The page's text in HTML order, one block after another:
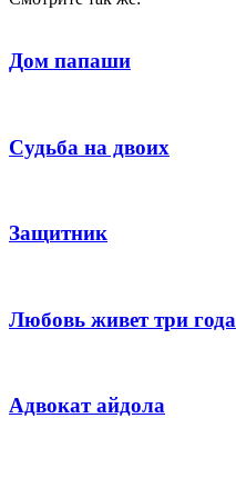
Дом папаши
Судьба на двоих
Защитник
Любовь живет три года
Адвокат айдола